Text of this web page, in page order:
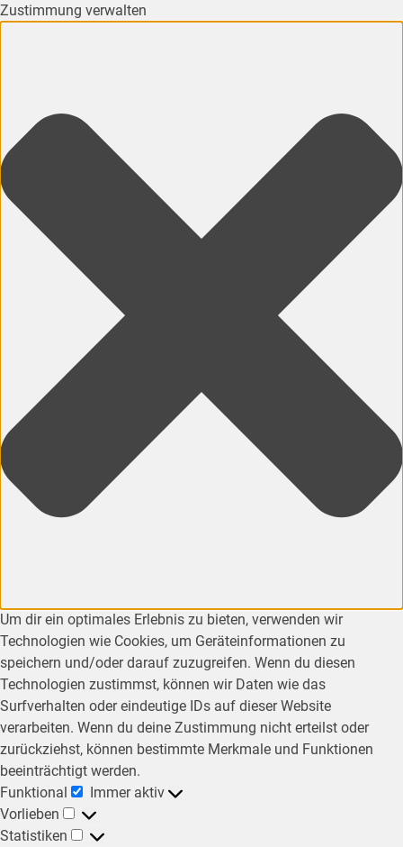
Zustimmung verwalten
Um dir ein optimales Erlebnis zu bieten, verwenden wir
Technologien wie Cookies, um Geräteinformationen zu
speichern und/oder darauf zuzugreifen. Wenn du diesen
Technologien zustimmst, können wir Daten wie das
Surfverhalten oder eindeutige IDs auf dieser Website
verarbeiten. Wenn du deine Zustimmung nicht erteilst oder
zurückziehst, können bestimmte Merkmale und Funktionen
beeinträchtigt werden.
Funktional
Immer aktiv
Vorlieben
Statistiken